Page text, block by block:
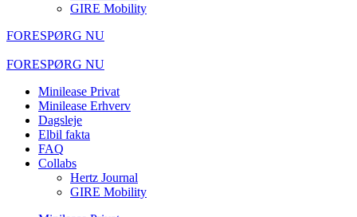
GIRE Mobility
FORESPØRG NU
FORESPØRG NU
Minilease Privat
Minilease Erhverv
Dagsleje
Elbil fakta
FAQ
Collabs
Hertz Journal
GIRE Mobility